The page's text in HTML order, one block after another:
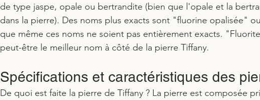
de type jaspe, opale ou bertrandite (bien que l'opale et la
dans la pierre). Des noms plus exacts sont "fluorine opalisée"
que même ces noms ne soient pas entièrement exacts.
peut-être le meilleur nom à côté de la pierre Tiffany.
Spécifications et caractéristiques des
De quoi est faite la pierre de Tiffany ? La pierre est composée